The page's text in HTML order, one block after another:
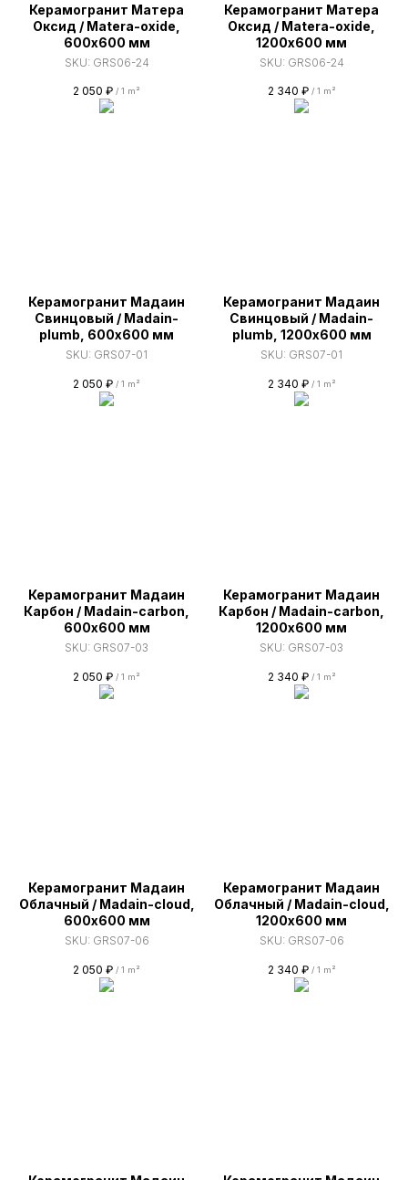
Керамогранит Матера
Оксид / Matera-oxide,
600х600 мм
SKU: GRS06-24
2 050 ₽ / 1 m²
Керамогранит Матера
Оксид / Matera-oxide,
1200х600 мм
SKU: GRS06-24
2 340 ₽ / 1 m²
Керамогранит Мадаин
Свинцовый / Madain-
plumb, 600х600 мм
SKU: GRS07-01
2 050 ₽ / 1 m²
Керамогранит Мадаин
Свинцовый / Madain-
plumb, 1200х600 мм
SKU: GRS07-01
2 340 ₽ / 1 m²
Керамогранит Мадаин
Карбон / Madain-carbon,
600х600 мм
SKU: GRS07-03
2 050 ₽ / 1 m²
Керамогранит Мадаин
Карбон / Madain-carbon,
1200х600 мм
SKU: GRS07-03
2 340 ₽ / 1 m²
Керамогранит Мадаин
Облачный / Madain-cloud,
600х600 мм
SKU: GRS07-06
2 050 ₽ / 1 m²
Керамогранит Мадаин
Облачный / Madain-cloud,
1200х600 мм
SKU: GRS07-06
2 340 ₽ / 1 m²